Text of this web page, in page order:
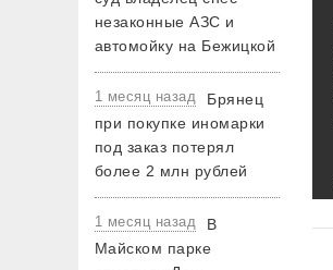
незаконные АЗС и
автомойку на Бежицкой
1 месяц назад
Брянец
при покупке иномарки
под заказ потерял
более 2 млн рублей
1 месяц назад
В
Майском парке